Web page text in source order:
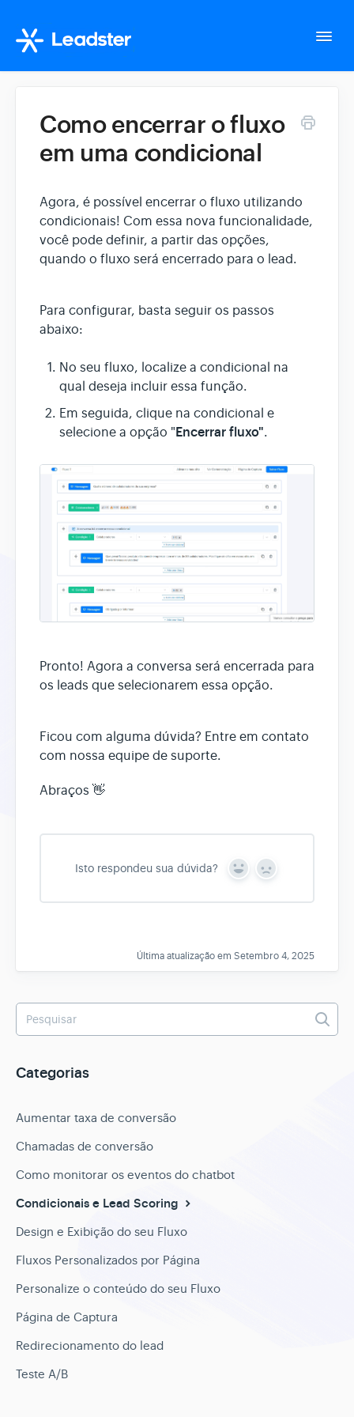
Configurações da conta
Whatsapp Suite
Tudo sobre o seu fluxo
Assistente AI
Como encerrar o fluxo
em uma condicional
Agora, é possível encerrar o fluxo utilizando
condicionais! Com essa nova funcionalidade,
você pode definir, a partir das opções,
quando o fluxo será encerrado para o lead.
Para configurar, basta seguir os passos
abaixo:
No seu fluxo, localize a condicional na
qual deseja incluir essa função.
Em seguida, clique na condicional e
selecione a opção "Encerrar fluxo".
Pronto! Agora a conversa será encerrada para
os leads que selecionarem essa opção.
Ficou com alguma dúvida? Entre em contato
com nossa equipe de suporte.
Abraços 👋
Isto respondeu sua dúvida?
Y
s
N
Última atualização em Setembro 4, 2025
Categorias
Aumentar taxa de conversão
Chamadas de conversão
Como monitorar os eventos do chatbot
Condicionais e Lead Scoring
Design e Exibição do seu Fluxo
Fluxos Personalizados por Página
Personalize o conteúdo do seu Fluxo
Página de Captura
Redirecionamento do lead
Teste A/B